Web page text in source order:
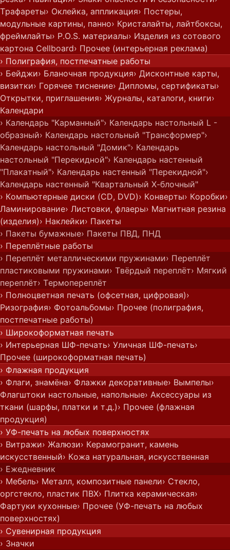
Трафареты› Оклейка, аппликация› Постеры,
модульные картины, панно› Кристалайты, лайтбоксы,
фреймлайты› P.O.S. материалы› Изделия из сотового
картона Cellboard› Прочее (интерьерная реклама)
› Полиграфия, постпечатные работы
› Бейджи› Бланочная продукция› Дисконтные карты,
визитки› Горячее тиснение› Дипломы, сертификаты›
Открытки, приглашения› Журналы, каталоги, книги›
Календари
› Календарь "Карманный"› Календарь настольный L -
образный› Календарь настольный "Трансформер"›
Календарь настольный "Домик"› Календарь
настольный "Перекидной"› Календарь настенный
"Плакатный"› Календарь настенный "Перекидной"›
Календарь настенный "Квартальный Х-блочный"
› Компьютерные диски (CD, DVD)› Конверты› Коробки›
Ламинирование› Листовки, флаеры› Магнитная резина
(изделия)› Наклейки› Пакеты
› Пакеты бумажные› Пакеты ПВД, ПНД
› Переплётные работы
› Переплёт металлическими пружинами› Переплёт
пластиковыми пружинами› Твёрдый переплёт› Мягкий
переплёт› Термопереплёт
› Полноцветная печать (офсетная, цифровая)›
Ризография› Фотоальбомы› Прочее (полиграфия,
постпечатные работы)
› Широкоформатная печать
› Интерьерная ШФ-печать› Уличная ШФ-печать›
Прочее (широкоформатная печать)
› Флажная продукция
› Флаги, знамёна› Флажки декоративные› Вымпелы›
Флагштоки настольные, напольные› Аксессуары из
ткани (шарфы, платки и т.д.)› Прочее (флажная
продукция)
› УФ-печать на любых поверхностях
› Витражи› Жалюзи› Керамогранит, камень
искусственный› Кожа натуральная, искусственная
› Ежедневник
› Мебель› Металл, композитные панели› Стекло,
оргстекло, пластик ПВХ› Плитка керамическая›
Фартуки кухонные› Прочее (УФ-печать на любых
поверхностях)
› Сувенирная продукция
› Значки